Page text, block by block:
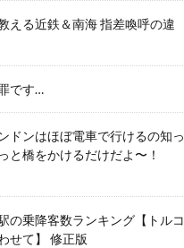
える近鉄＆南海 指差喚呼の違
です…
ドンはほぼ電車で行けるの知っ
と橋をかけるだけだよ〜！
の乗降客数ランキング【トルコ
せて】 修正版